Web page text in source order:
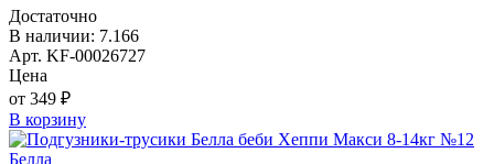
Достаточно
В наличии: 7.166
Арт. KF-00026727
Цена
от 349 ₽
В корзину